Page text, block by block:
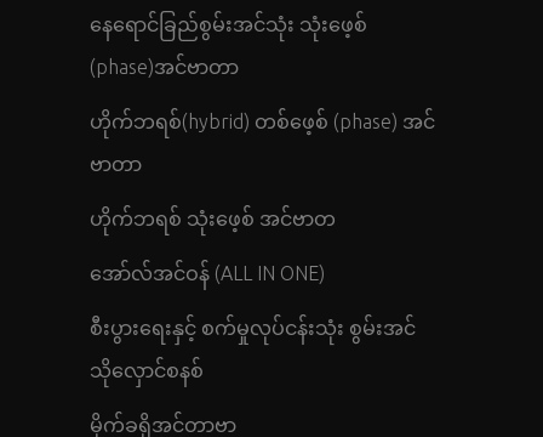
နေရောင်ခြည်စွမ်းအင်သုံး သုံးဖေ့စ်
(phase)အင်ဗာတာ
ဟိုက်ဘရစ်(hybrid) တစ်ဖေ့စ် (phase) အင်
ဗာတာ
ဟိုက်ဘရစ် သုံးဖေ့စ် အင်ဗာတ
အော်လ်အင်ဝန် (ALL IN ONE)
စီးပွားရေးနှင့် စက်မှုလုပ်ငန်းသုံး စွမ်းအင်
သိုလှောင်စနစ်
မိုက်ခရိုအင်တာဗာ